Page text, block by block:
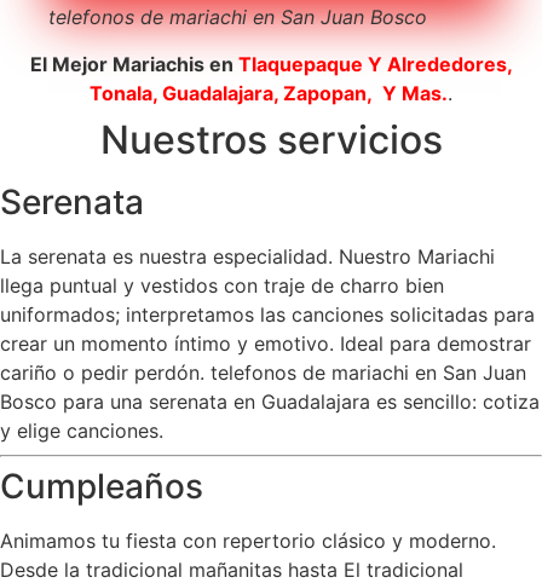
telefonos de mariachi en San Juan Bosco
El Mejor Mariachis en Tlaquepaque Y Alrededores,
Tonala, Guadalajara, Zapopan, Y Mas..
Nuestros servicios
Serenata
La serenata es nuestra especialidad. Nuestro Mariachi
llega puntual y vestidos con traje de charro bien
uniformados; interpretamos las canciones solicitadas para
crear un momento íntimo y emotivo. Ideal para demostrar
cariño o pedir perdón. telefonos de mariachi en San Juan
Bosco para una serenata en Guadalajara es sencillo: cotiza
y elige canciones.
Cumpleaños
Animamos tu fiesta con repertorio clásico y moderno.
Desde la tradicional mañanitas hasta El tradicional